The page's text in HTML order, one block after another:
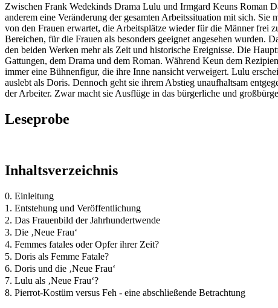
Zwischen Frank Wedekinds Drama Lulu und Irmgard Keuns Roman
anderem eine Veränderung der gesamten Arbeitssituation mit sich.
von den Frauen erwartet, die Arbeitsplätze wieder für die Männer frei
Bereichen, für die Frauen als besonders geeignet angesehen wurden.
den beiden Werken mehr als Zeit und historische Ereignisse. Die
Gattungen, dem Drama und dem Roman. Während Keun dem
immer eine Bühnenfigur, die ihre Inne nansicht verweigert. Lulu
auslebt als Doris. Dennoch geht sie ihrem Abstieg unaufhaltsam
der Arbeiter. Zwar macht sie Ausflüge in das bürgerliche und
Leseprobe
Inhaltsverzeichnis
0. Einleitung
1. Entstehung und Veröffentlichung
2. Das Frauenbild der Jahrhundertwende
3. Die ‚Neue Frau‘
4. Femmes fatales oder Opfer ihrer Zeit?
5. Doris als Femme Fatale?
6. Doris und die ‚Neue Frau‘
7. Lulu als ‚Neue Frau‘?
8. Pierrot-Kostüm versus Feh - eine abschließende Betrachtung